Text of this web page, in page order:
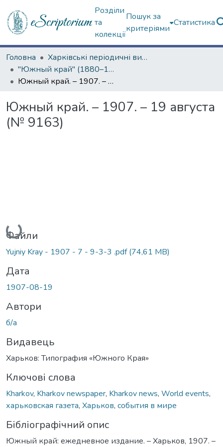
Розділи
та
колекції
Пошук за
критеріями
Статистика
Головна
Харківські періодичні видання
"Южный край" (1880–1919 гг.)
Южный край. – 1907. – 19 августа (№ 9163)
Южный край. – 1907. – 19 августа
(№ 9163)
Вантажиться...
Файли
Yujniy Kray - 1907 - 7 - 9-3-3 .pdf(74,61 MB)
Дата
1907-08-19
Автори
б/а
Видавець
Харьков: Типография «Южного Края»
Ключові слова
Kharkov, Kharkov newspaper, Kharkov news, World events,
харьковская газета, Харьков, события в мире
Бібліографічний опис
Южный край: ежедневное издание. – Харьков, 1907. –